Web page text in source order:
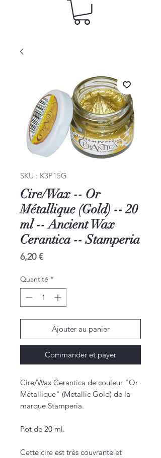
SKU : K3P15G
Cire/Wax -- Or
Métallique (Gold) -- 20
ml -- Ancient Wax
Cerantica -- Stamperia
6,20 €Prix
Quantité *
Ajouter au panier
Commander et payer
Cire/Wax Cerantica de couleur "Or
Métallique" (Metallic Gold) de la
marque Stamperia.
Pot de 20 ml.
Cette cire est très couvrante et